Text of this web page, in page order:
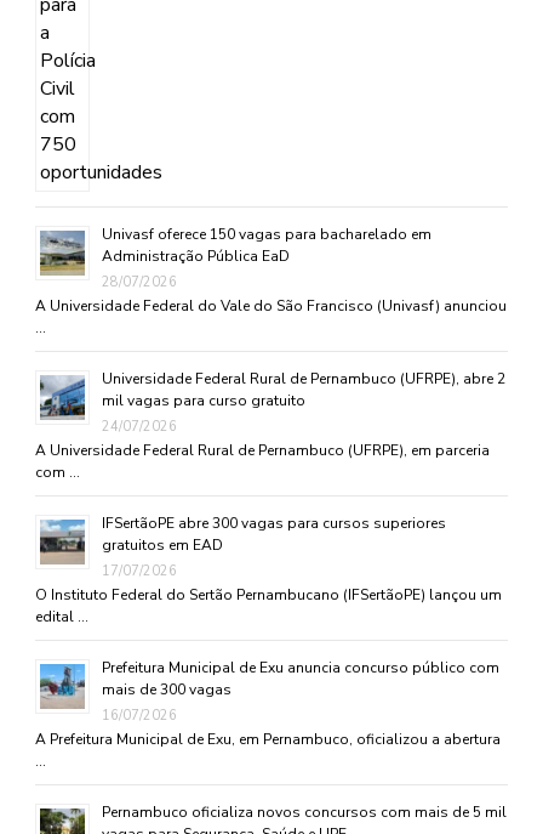
Univasf oferece 150 vagas para bacharelado em
Administração Pública EaD
28/07/2026
A Universidade Federal do Vale do São Francisco (Univasf) anunciou
…
Universidade Federal Rural de Pernambuco (UFRPE), abre 2
mil vagas para curso gratuito
24/07/2026
A Universidade Federal Rural de Pernambuco (UFRPE), em parceria
com …
IFSertãoPE abre 300 vagas para cursos superiores
gratuitos em EAD
17/07/2026
O Instituto Federal do Sertão Pernambucano (IFSertãoPE) lançou um
edital …
Prefeitura Municipal de Exu anuncia concurso público com
mais de 300 vagas
16/07/2026
A Prefeitura Municipal de Exu, em Pernambuco, oficializou a abertura
…
Pernambuco oficializa novos concursos com mais de 5 mil